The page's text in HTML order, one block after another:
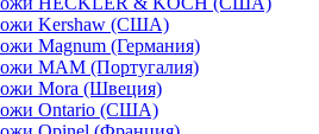
Kershaw (США)
Magnum (Германия)
MAM (Португалия)
Mora (Швеция)
Ontario (США)